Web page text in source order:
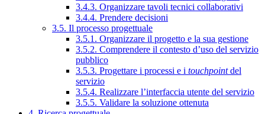
3.4.3. Organizzare tavoli tecnici collaborativi
3.4.4. Prendere decisioni
3.5. Il processo progettuale
3.5.1. Organizzare il progetto e la sua gestione
3.5.2. Comprendere il contesto d’uso del servizio
pubblico
3.5.3. Progettare i processi e i touchpointdel
servizio
3.5.4. Realizzare l’interfaccia utente del servizio
3.5.5. Validare la soluzione ottenuta